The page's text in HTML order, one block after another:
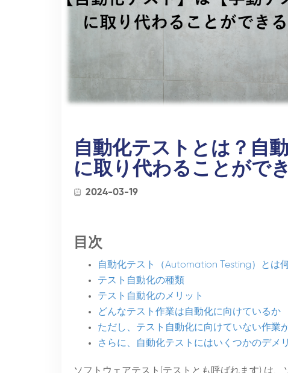
自動化テストとは？自
に取り代わることがで
2024-03-19
目次
自動化テスト（Automation Testing）とは
テスト自動化の種類
テスト自動化のメリット
どんなテスト作業は自動化に向けているか
ただし、テスト自動化に向けていない作業
さらに、自動化テストにはいくつかのデメ
ソフトウェアテスト(テストとも呼ばれます) は